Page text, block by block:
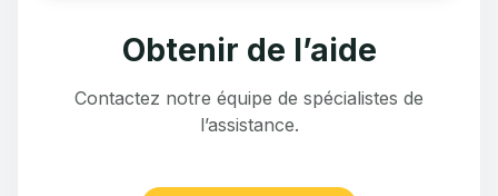
Obtenir de l’aide
Contactez notre équipe de spécialistes de
l’assistance.